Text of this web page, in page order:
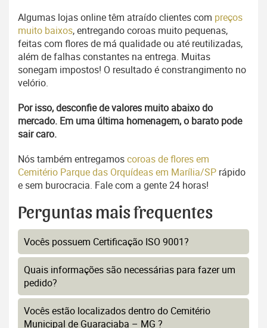
Algumas lojas online têm atraído clientes com preços
muito baixos, entregando coroas muito pequenas,
feitas com flores de má qualidade ou até reutilizadas,
além de falhas constantes na entrega. Muitas
sonegam impostos! O resultado é constrangimento no
velório.
Por isso, desconfie de valores muito abaixo do
mercado. Em uma última homenagem, o barato pode
sair caro.
Nós também entregamoscoroas de flores em
Cemitério Parque das Orquídeas em Marília/SP rápido
e sem burocracia. Fale com a gente 24 horas!
Perguntas mais frequentes
Vocês possuem Certificação ISO 9001?
Quais informações são necessárias para fazer um
pedido?
Vocês estão localizados dentro do Cemitério
Municipal de Guaraciaba – MG ?